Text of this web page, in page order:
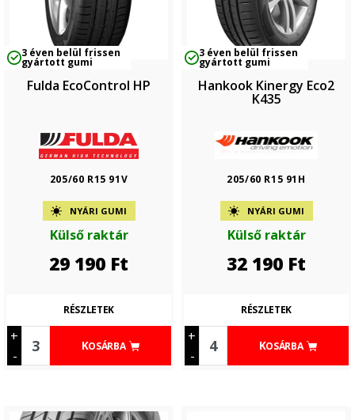
3 éven belül frissen
gyártott gumi
Fulda EcoControl HP
205/60 R15 91V
NYÁRI GUMI
Külső raktár
29 190 Ft
+
-
KOSÁRBA
RÉSZLETEK
3 éven belül frissen
gyártott gumi
Hankook Kinergy Eco2
K435
205/60 R15 91H
NYÁRI GUMI
Külső raktár
32 190 Ft
+
-
KOSÁRBA
RÉSZLETEK